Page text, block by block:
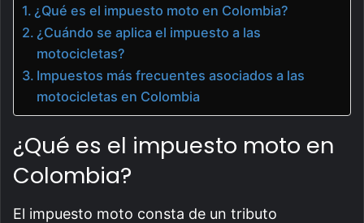
¿Qué es el impuesto moto en Colombia?
¿Cuándo se aplica el impuesto a las
motocicletas?
Impuestos más frecuentes asociados a las
motocicletas en Colombia
¿Qué es el impuesto moto en
Colombia?
El impuesto moto consta de un tributo